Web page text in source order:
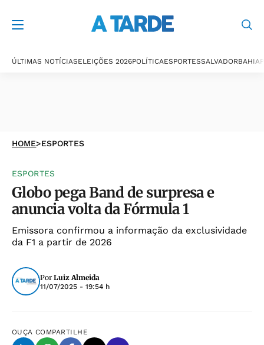
ÚLTIMAS NOTÍCIASELEIÇÕES 2026POLÍTICAESPORTESSALVADORBAHIA
HOME>ESPORTES
ESPORTES
Globo pega Band de surpresa e
anuncia volta da Fórmula 1
Emissora confirmou a informação da exclusividade
da F1 a partir de 2026
Por Luiz Almeida
11/07/2025 - 19:54 h
OUÇA COMPARTILHE